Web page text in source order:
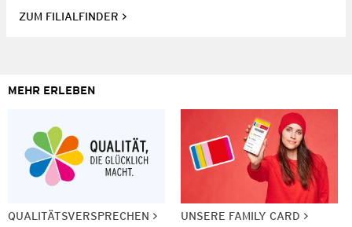
ZUM FILIALFINDER
MEHR ERLEBEN
QUALITÄTSVERSPRECHEN UNSERE FAMILY CARD